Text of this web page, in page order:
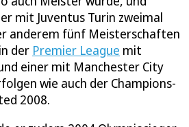
mit Juventus Turin zweimal
anderem fünf Meisterschaften
der Premier League mit
einer mit Manchester City
wie auch der Champions-
2008.